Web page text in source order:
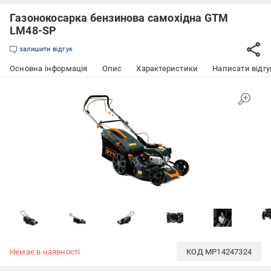
Газонокосарка бензинова самохідна GTM
LM48-SP
залишити відгук
Основна інформація Опис Характеристики Написати
Немає в наявності КОД MP14247324